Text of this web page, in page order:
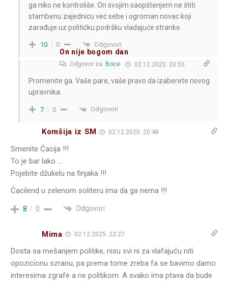
ga niko ne kontroliše. On svojim saopštenjem ne štiti
stambenu zajednicu već sebe i ogroman novac koji
zarađuje uz političku podršku vladajuće stranke.
10 0 Odgovori
On nije bogom dan
Odgovor za Boce 02.12.2025. 20:55
Promenite ga. Vaše pare, vaše pravo da izaberete novog
upravnika.
7 0 Odgovori
Komšija iz SM 02.12.2025. 20:48
Smenite Ćacija !!!
To je bar lako …
Pojebite džukelu na finjaka !!!
Ćacilend u zelenom soliteru ima da ga nema !!!
8 0 Odgovori
Mima 02.12.2025. 22:27
Dosta sa mešanjem politike, nisu svi ni za vlafajuću niti
opozicionu szranu, pa prema tome zreba fa se bavimo damo
interesima zgrafe a ne politikom. A svako ima ptava da bude